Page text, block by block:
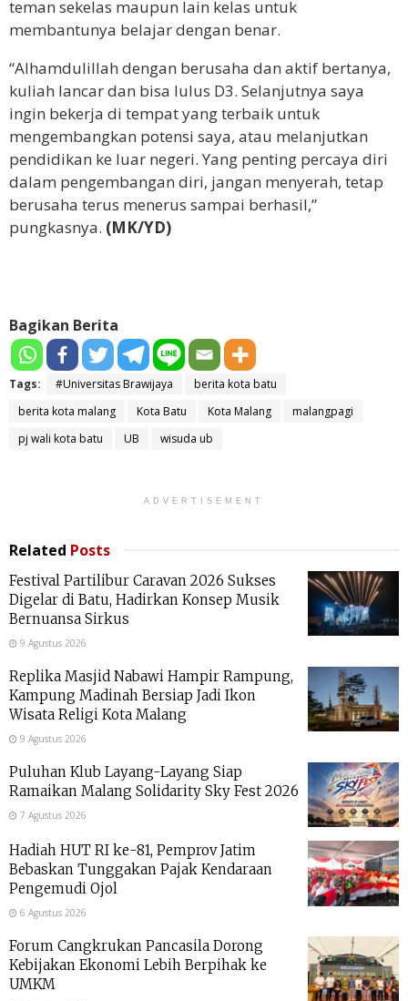
teman sekelas maupun lain kelas untuk
membantunya belajar dengan benar.
“Alhamdulillah dengan berusaha dan aktif bertanya,
kuliah lancar dan bisa lulus D3. Selanjutnya saya
ingin bekerja di tempat yang terbaik untuk
mengembangkan potensi saya, atau melanjutkan
pendidikan ke luar negeri. Yang penting percaya diri
dalam pengembangan diri, jangan menyerah, tetap
berusaha terus menerus sampai berhasil,”
pungkasnya. (MK/YD)
Bagikan Berita
Tags: #Universitas Brawijaya
berita kota batu
berita kota malang
Kota Batu Kota Malang
malangpagi
pj wali kota batu
UB wisuda ub
ADVERTISEMENT
Related Posts
Festival Partilibur Caravan 2026 Sukses
Digelar di Batu, Hadirkan Konsep Musik
Bernuansa Sirkus
9 Agustus 2026
Replika Masjid Nabawi Hampir Rampung,
Kampung Madinah Bersiap Jadi Ikon
Wisata Religi Kota Malang
9 Agustus 2026
Puluhan Klub Layang-Layang Siap
Ramaikan Malang Solidarity Sky Fest 2026
7 Agustus 2026
Hadiah HUT RI ke-81, Pemprov Jatim
Bebaskan Tunggakan Pajak Kendaraan
Pengemudi Ojol
6 Agustus 2026
Forum Cangkrukan Pancasila Dorong
Kebijakan Ekonomi Lebih Berpihak ke
UMKM